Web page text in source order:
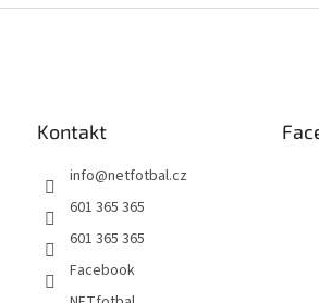
Kontakt
info@netfotbal.cz
601 365 365
601 365 365
Facebook